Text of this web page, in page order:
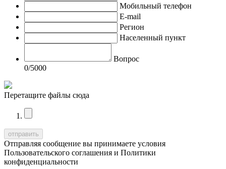
Мобильный телефон
E-mail
Регион
Населенный пункт
Вопрос
0/5000
Перетащите файлы сюда
Отправляя сообщение вы принимаете условия
Пользовательского соглашения и Политики
конфиденциальности